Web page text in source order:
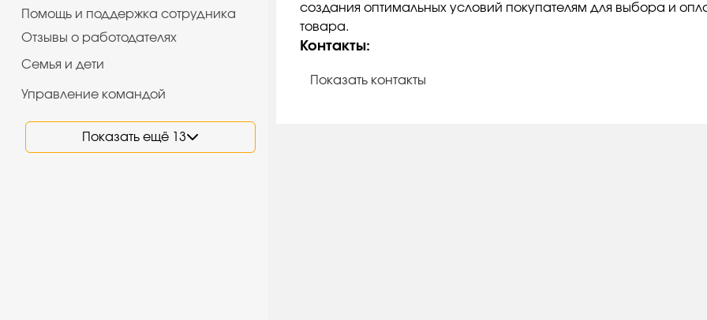
Помощь и поддержка сотрудника
Отзывы о работодателях
Семья и дети
Управление командой
Показать ещё 13
создания оптимальных условий покупателям для выбора и
товара.
Контакты:
Показать контакты